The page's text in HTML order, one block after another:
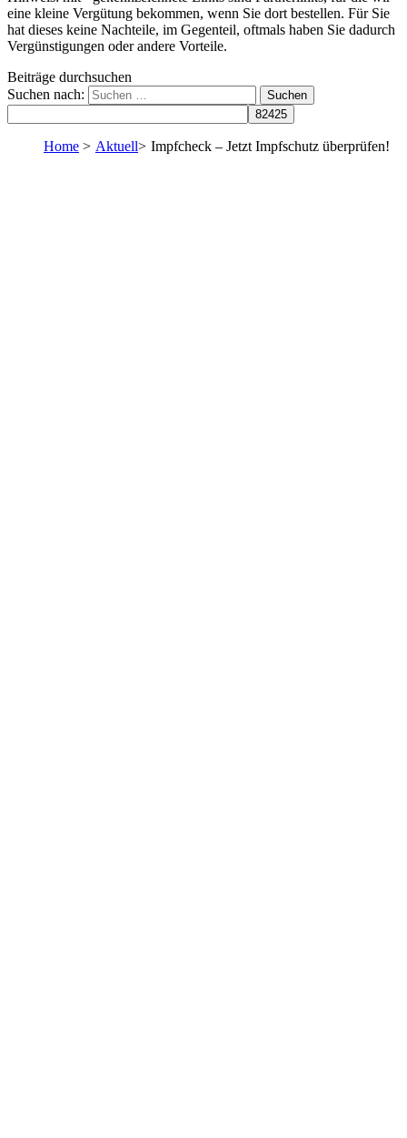
eine kleine Vergütung bekommen, wenn Sie dort bestellen. Für Sie
hat dieses keine Nachteile, im Gegenteil, oftmals haben Sie dadurch
Vergünstigungen oder andere Vorteile.
Beiträge durchsuchen
Suchen nach:
Home > Aktuell> Impfcheck – Jetzt Impfschutz überprüfen!